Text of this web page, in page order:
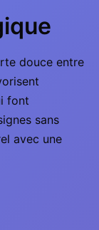
douce entre
font
sans
avec une